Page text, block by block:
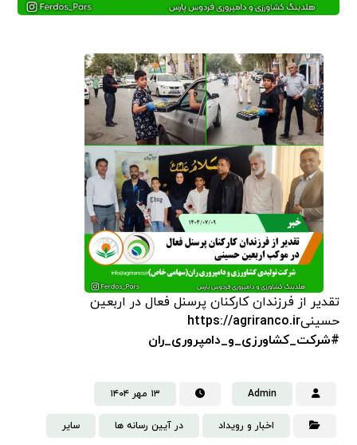
تقدیر از فرزندان کارکنان پرسنل فعال در اربعین
حسینیhttps://agriranco.ir
#شرکت_کشاورزی_و_دامپروری_ران
Admin ۱۳ مهر ۱۴۰۴
اخبار و رویداد در آیین رسانه ها سایر